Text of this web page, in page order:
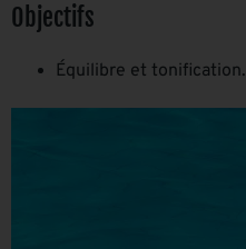
Objectifs
Équilibre et tonification.